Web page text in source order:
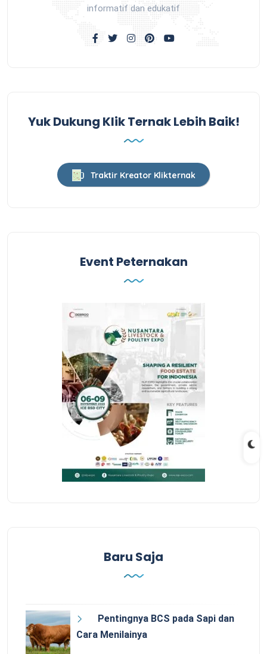
informatif dan edukatif
Yuk Dukung Klik Ternak Lebih Baik!
Traktir Kreator Klikternak
Event Peternakan
Baru Saja
Pentingnya BCS pada Sapi dan
Cara Menilainya